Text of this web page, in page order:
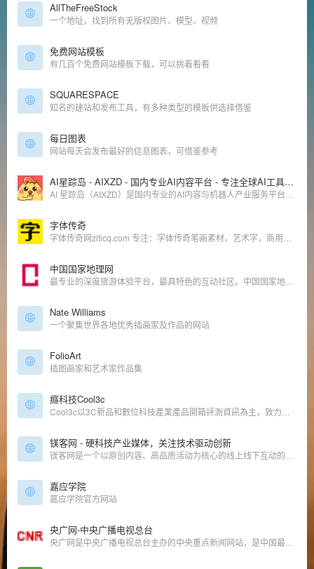
AllTheFreeStock
一个地址，找到所有无版权图片、模型、视频
免费网站模板
有几百个免费网站模板下载，可以挑着看看
SQUARESPACE
知名的建站和发布工具，有多种类型的模板供选择借鉴
每日图表
网站每天会发布最好的信息图表，可借鉴参考
AI星踪岛 - AIXZD - 国内专业AI内容平台 - 专注全球AI工具与机器人产业赋能
字体传奇
中国国家地理网
Nate Williams
一个聚集世界各地优秀插画家及作品的网站
FolioArt
插图画家和艺术家作品集
癮科技Cool3c
镁客网 - 硬科技产业媒体，关注技术驱动创新
嘉应学院
嘉应学院官方网站
央广网-中央广播电视总台